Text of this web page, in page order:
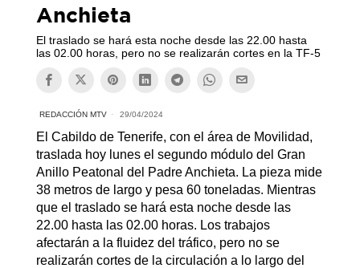
Anchieta
El traslado se hará esta noche desde las 22.00 hasta
las 02.00 horas, pero no se realizarán cortes en la TF-5
REDACCIÓN MTV 29/04/2024
El Cabildo de Tenerife, con el área de Movilidad,
traslada hoy lunes el segundo módulo del Gran
Anillo Peatonal del Padre Anchieta. La pieza mide
38 metros de largo y pesa 60 toneladas. Mientras
que el traslado se hará esta noche desde las
22.00 hasta las 02.00 horas. Los trabajos
afectarán a la fluidez del tráfico, pero no se
realizarán cortes de la circulación a lo largo del